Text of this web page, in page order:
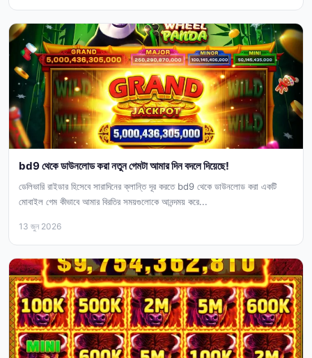
bd9 থেকে ডাউনলোড করা নতুন গেমটা আমার দিন বদলে দিয়েছে!
ডেলিভারি রাইডার হিসেবে সারাদিনের ক্লান্তি দূর করতে bd9 থেকে ডাউনলোড করা একটি
মোবাইল গেম কীভাবে আমার বিরতির সময়গুলোকে আনন্দময় করে...
13 জুন 2026